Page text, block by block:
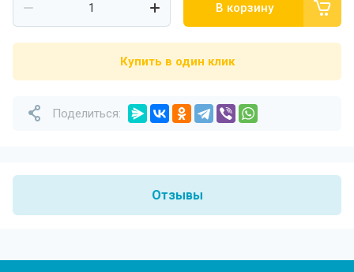
В корзину
Купить в один клик
Поделиться:
Отзывы